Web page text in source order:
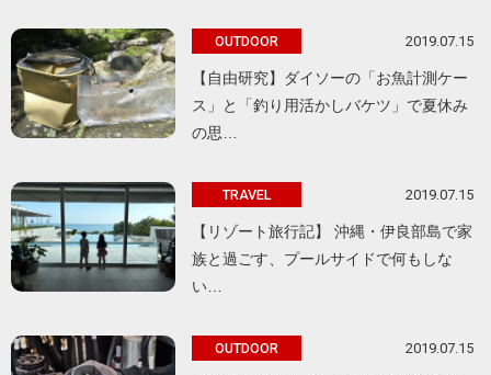
OUTDOOR 2019.07.15
【自由研究】ダイソーの「お魚計測ケー
ス」と「釣り用活かしバケツ」で夏休み
の思…
TRAVEL 2019.07.15
【リゾート旅行記】 沖縄・伊良部島で家
族と過ごす、プールサイドで何もしな
い…
OUTDOOR 2019.07.15